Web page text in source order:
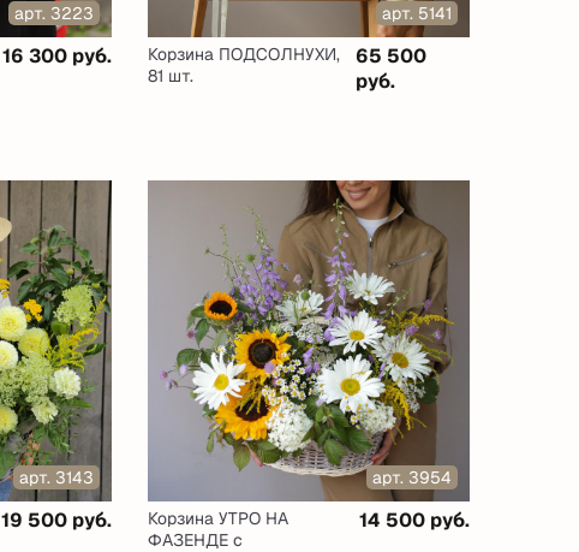
арт. 3223
16 300 руб.
арт. 5141
Корзина ПОДСОЛНУХИ,
81 шт.
65 500
руб.
арт. 3143
19 500 руб.
арт. 3954
Корзина УТРО НА
ФАЗЕНДЕ с
14 500 руб.